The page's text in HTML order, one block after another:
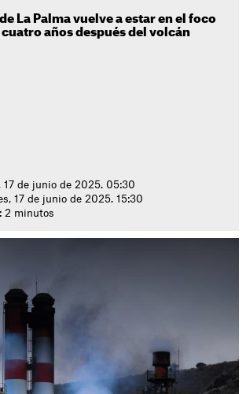
La Palma vuelve a estar en el foco
años después del volcán
17 de junio de 2025. 05:30
17 de junio de 2025. 15:30
2 minutos